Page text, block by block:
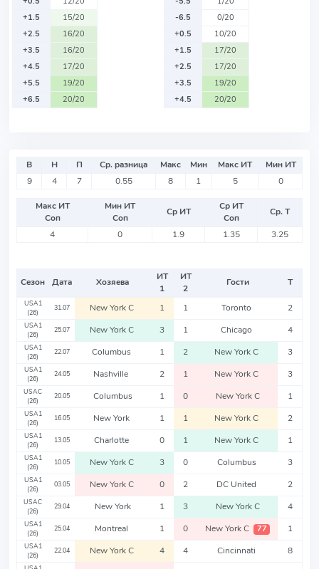
+1.5
15/20
+2.5
16/20
+3.5
16/20
+4.5
17/20
+5.5
19/20
+6.5
20/20
-6.5
0/20
+0.5
10/20
+1.5
17/20
+2.5
17/20
+3.5
19/20
+4.5
20/20
В Н П Ср. разница Макс Мин Макс ИТ
Мин ИТ
9
4 7 0.55 8 1 5 0
Макс ИТ
Соп
Мин ИТ
Соп
Ср ИТ
Ср ИТ
Соп
Ср. Т
4
0 1.9 1.35 3.25
Сезон Дата Хозяева
ИТ
1
ИТ
2
Гости Т
USA1
(26)
31.07 New York C 1 1 Toronto 2
USA1
(26)
25.07 New York C 3 1 Chicago 4
USA1
(26)
22.07 Columbus 1 2 New York C 3
USA1
(26)
24.05 Nashville 2 1 New York C 3
USAC
(26)
20.05 Columbus 1 0 New York C 1
USA1
(26)
16.05 New York 1 1 New York C 2
USA1
(26)
13.05 Charlotte 0 1 New York C 1
USA1
(26)
10.05 New York C 3 0 Columbus 3
USA1
(26)
03.05 New York C 0 2 DC United 2
USAC
(26)
29.04 New York 1 3 New York C 4
USA1
(26)
25.04 Montreal 1 0 New York C 77 1
USA1
(26)
22.04 New York C 4 4 Cincinnati 8